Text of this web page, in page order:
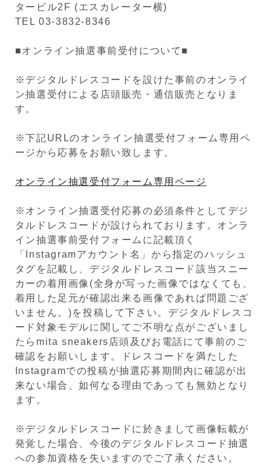
タービル2F (エスカレーター横)
TEL 03-3832-8346
■オンライン抽選事前受付について■
※デジタルドレスコードを設けた事前のオンライ
ン抽選受付による店頭販売・通信販売となりま
す。
※下記URLのオンライン抽選受付フォーム専用ペ
ージから応募をお願い致します。
オンライン抽選受付フォーム専用ページ
※オンライン抽選受付応募の必須条件としてデジ
タルドレスコードが設けられております。オンラ
イン抽選事前受付フォームに記載頂く
「Instagramアカウント名」から指定のハッシュ
タグを記載し、デジタルドレスコード該当スニー
カーの着用画像(全身が写った画像ではなくても、
着用した足元が確認出来る画像であれば問題ござ
いません。)を投稿して下さい。デジタルドレスコ
ード対象モデルに関してご不明な点がございまし
たらmita sneakers店頭及びお電話にて事前のご
確認をお願いします。ドレスコードを満たした
Instagramでの投稿が抽選応募期間内に確認が出
来ない場合、如何なる理由であっても無効となり
ます。
※デジタルドレスコードに於きまして画像転載が
発覚した場合、今後のデジタルドレスコード抽選
への参加資格を失いますのでご了承ください。